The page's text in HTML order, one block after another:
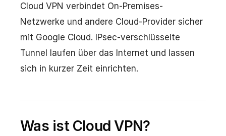
Cloud VPN verbindet On-Premises-
Netzwerke und andere Cloud-Provider sicher
mit Google Cloud. IPsec-verschlüsselte
Tunnel laufen über das Internet und lassen
sich in kurzer Zeit einrichten.
Was ist Cloud VPN?